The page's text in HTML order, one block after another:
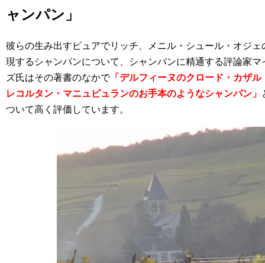
ャンパン」
彼らの生み出すピュアでリッチ、メニル・シュール・オジェ
現するシャンパンについて、シャンパンに精通する評論家マ
ズ氏はその著書のなかで「デルフィーヌのクロード・カザル
レコルタン・マニュピュランのお手本のようなシャンパン」
ついて高く評価しています。